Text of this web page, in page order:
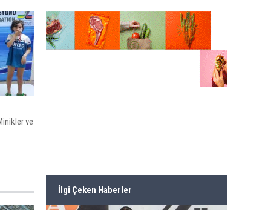
ve
İlgi Çeken Haberler